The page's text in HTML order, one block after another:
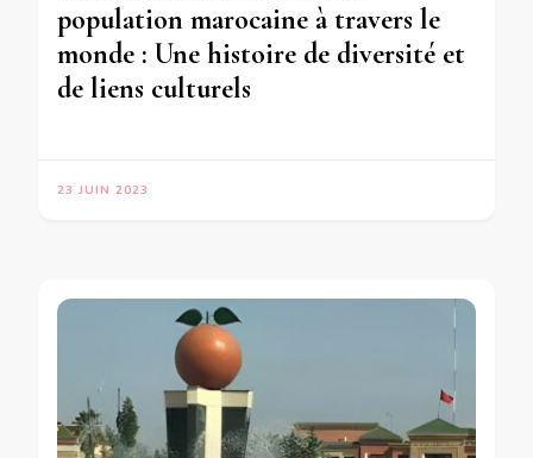
population marocaine à travers le
monde : Une histoire de diversité et
de liens culturels
23 JUIN 2023